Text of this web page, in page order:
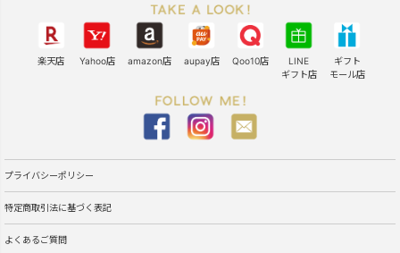
楽天店 Yahoo店 amazon店 aupay店 Qoo10店
LINE
ギフト店
ギフト
モール店
プライバシーポリシー
特定商取引法に基づく表記
よくあるご質問